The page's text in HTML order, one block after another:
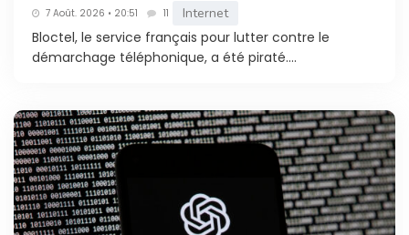
7 Août. 2026 • 20:51 11 Internet
Bloctel, le service français pour lutter contre le
démarchage téléphonique, a été piraté....